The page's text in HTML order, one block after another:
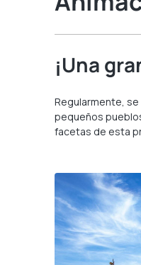
¡Una
Regularmente,
pequeños
facetas de esta